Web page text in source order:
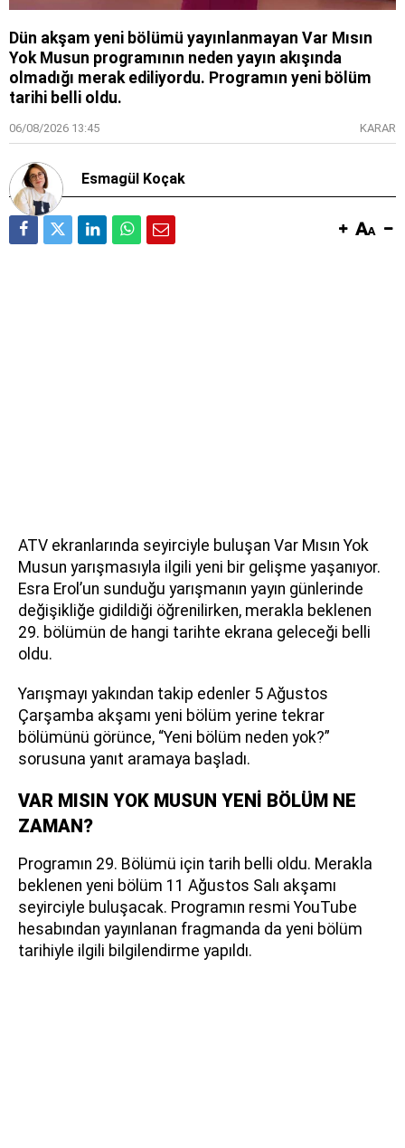
Dün akşam yeni bölümü yayınlanmayan Var Mısın
Yok Musun programının neden yayın akışında
olmadığı merak ediliyordu. Programın yeni bölüm
tarihi belli oldu.
06/08/2026 13:45 KARAR
Esmagül Koçak
ATV ekranlarında seyirciyle buluşan Var Mısın Yok
Musun yarışmasıyla ilgili yeni bir gelişme yaşanıyor.
Esra Erol’un sunduğu yarışmanın yayın günlerinde
değişikliğe gidildiği öğrenilirken, merakla beklenen
29. bölümün de hangi tarihte ekrana geleceği belli
oldu.
Yarışmayı yakından takip edenler 5 Ağustos
Çarşamba akşamı yeni bölüm yerine tekrar
bölümünü görünce, “Yeni bölüm neden yok?”
sorusuna yanıt aramaya başladı.
VAR MISIN YOK MUSUN YENİ BÖLÜM NE
ZAMAN?
Programın 29. Bölümü için tarih belli oldu. Merakla
beklenen yeni bölüm 11 Ağustos Salı akşamı
seyirciyle buluşacak. Programın resmi YouTube
hesabından yayınlanan fragmanda da yeni bölüm
tarihiyle ilgili bilgilendirme yapıldı.